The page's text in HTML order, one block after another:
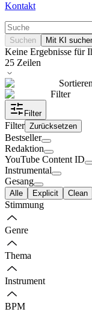
Kontakt
Suchen Mit KI
Keine Ergebnisse für
25 Zeilen
Filter
Filter
Filter Zurücksetzen
Bestseller
Redaktion
YouTube Content ID
Instrumental
Gesang
Alle Explicit Clean
Stimmung
Genre
Thema
Instrument
BPM